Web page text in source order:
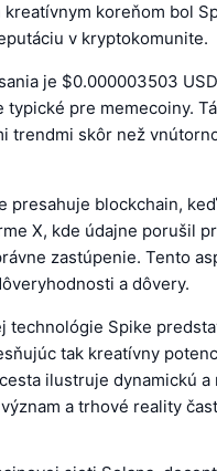
koreňom bol
v kryptokomunite.
je $0.000003503
pre memecoiny.
trendmi skôr než
presahuje blockchain,
X, kde údajne porušil
zastúpenie. Tento
a dôvery.
technológie Spike
tak kreatívny
ilustruje dynamickú
a trhové reality